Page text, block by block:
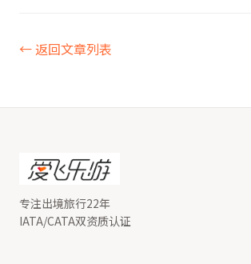
← 返回文章列表
专注出境旅行22年
IATA/CATA双资质认证